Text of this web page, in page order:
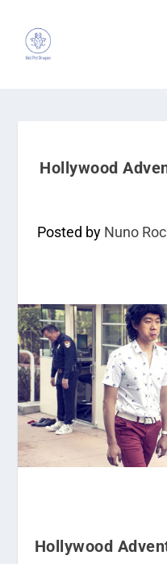
Hollywood
Posted by Nuno
Hollywood